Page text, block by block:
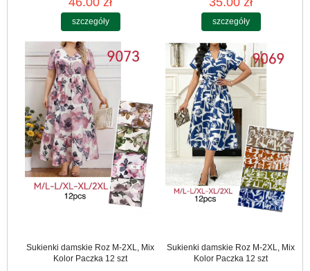
szczegóły szczegóły
Sukienki damskie Roz M-2XL, Mix
Kolor Paczka 12 szt
Sukienki damskie Roz M-2XL, Mix
Kolor Paczka 12 szt